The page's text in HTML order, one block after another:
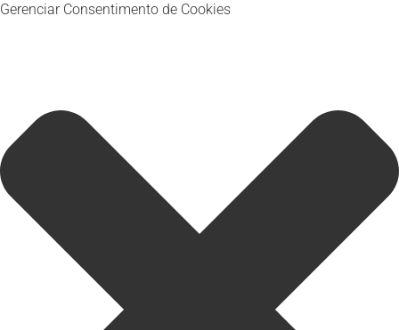
Gerenciar Consentimento de Cookies